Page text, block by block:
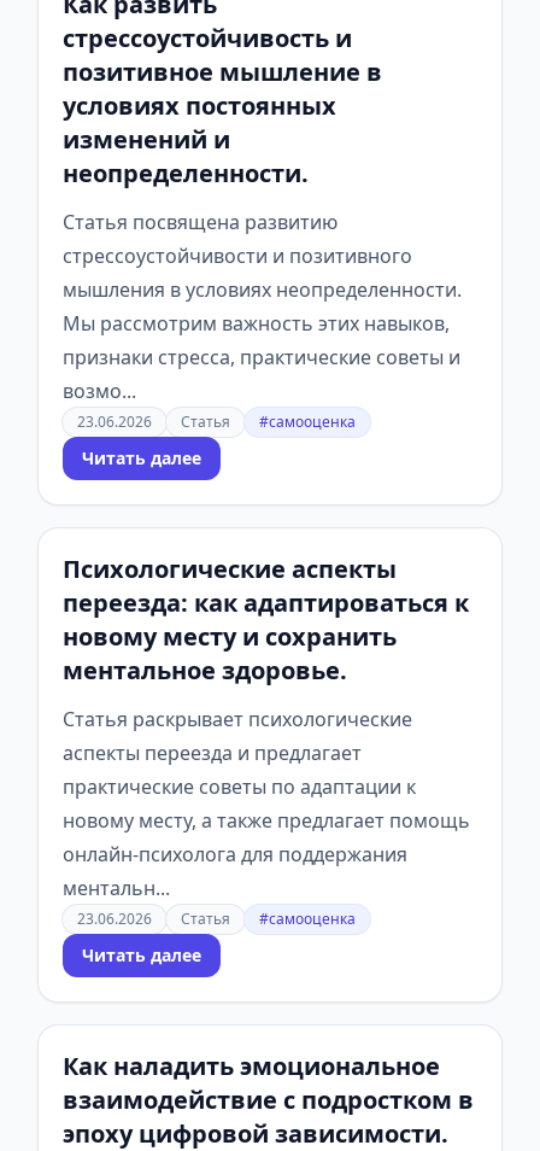
стрессоустойчивость и
позитивное мышление в
условиях постоянных
изменений и
неопределенности.
Статья посвящена развитию
стрессоустойчивости и позитивного
мышления в условиях неопределенности.
Мы рассмотрим важность этих навыков,
признаки стресса, практические советы и
возмо...
23.06.2026 Статья #самооценка
Читать далее
Психологические аспекты
переезда: как адаптироваться к
новому месту и сохранить
ментальное здоровье.
Статья раскрывает психологические
аспекты переезда и предлагает
практические советы по адаптации к
новому месту, а также предлагает помощь
онлайн-психолога для поддержания
ментальн...
23.06.2026 Статья #самооценка
Читать далее
Как наладить эмоциональное
взаимодействие с подростком в
эпоху цифровой зависимости.